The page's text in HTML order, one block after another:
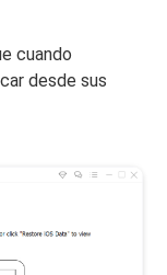
cuando
desde sus